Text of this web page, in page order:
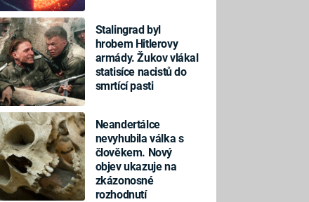
Stalingrad byl
hrobem Hitlerovy
armády. Žukov vlákal
statisíce nacistů do
smrtící pasti
Neandertálce
nevyhubila válka s
člověkem. Nový
objev ukazuje na
zkázonosné
rozhodnutí